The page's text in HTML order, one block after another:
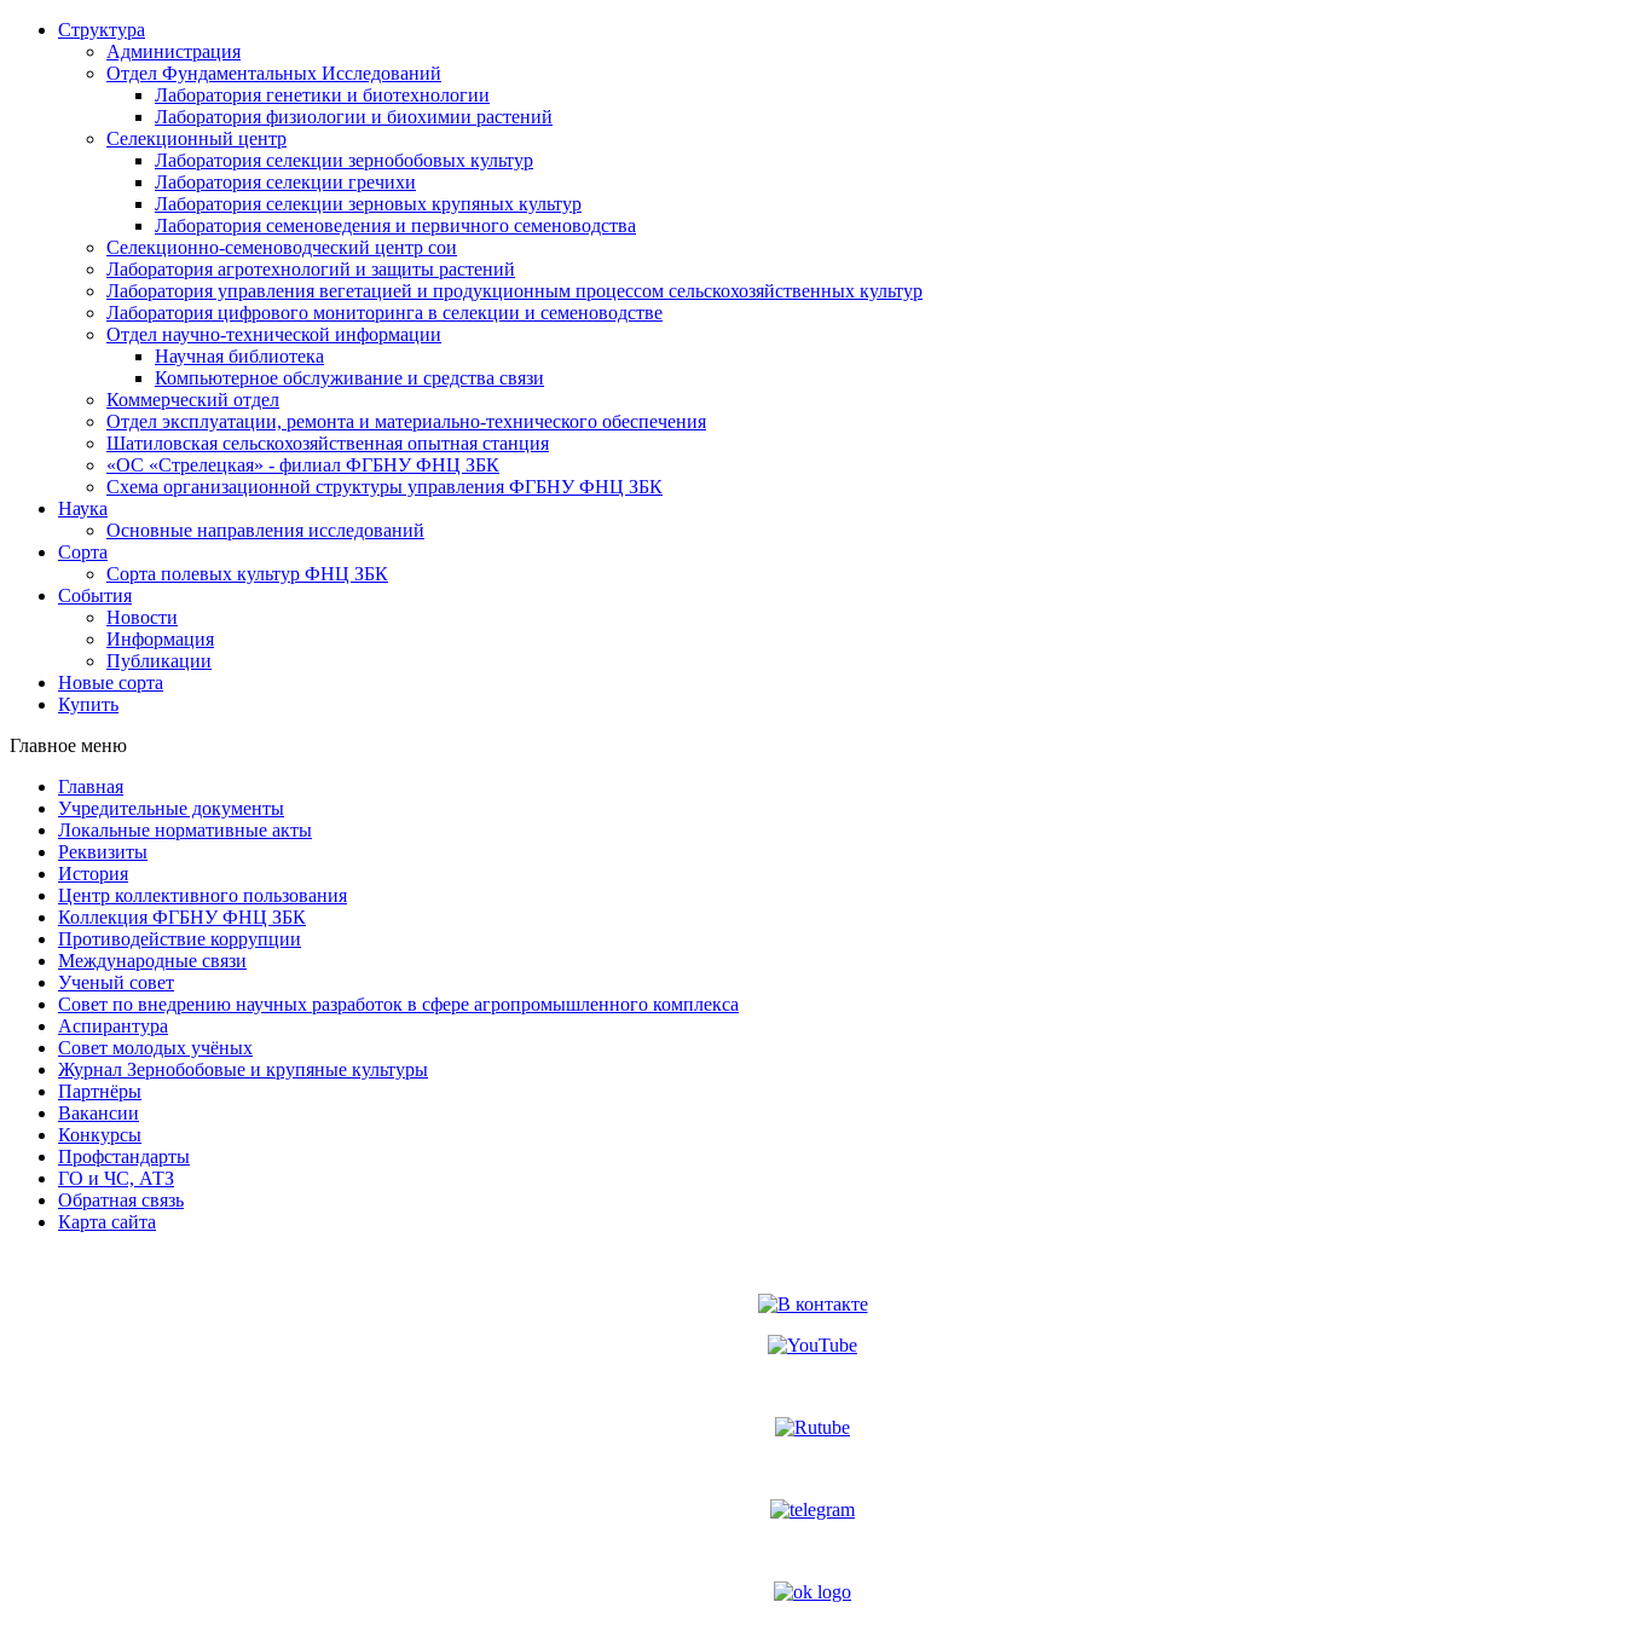
Структура
Администрация
Отдел Фундаментальных Исследований
Лаборатория генетики и биотехнологии
Лаборатория физиологии и биохимии растений
Селекционный центр
Лаборатория селекции зернобобовых культур
Лаборатория селекции гречихи
Лаборатория селекции зерновых крупяных культур
Лаборатория семеноведения и первичного семеноводства
Селекционно-семеноводческий центр сои
Лаборатория агротехнологий и защиты растений
Лаборатория управления вегетацией и продукционным процессом сельскохозяйственных культур
Лаборатория цифрового мониторинга в селекции и семеноводстве
Отдел научно-технической информации
Научная библиотека
Компьютерное обслуживание и средства связи
Коммерческий отдел
Отдел эксплуатации, ремонта и материально-технического обеспечения
Шатиловская сельскохозяйственная опытная станция
«ОС «Стрелецкая» - филиал ФГБНУ ФНЦ ЗБК
Схема организационной структуры управления ФГБНУ ФНЦ ЗБК
Наука
Основные направления исследований
Сорта
Сорта полевых культур ФНЦ ЗБК
События
Новости
Информация
Публикации
Новые сорта
Купить
Главное меню
Главная
Учредительные документы
Локальные нормативные акты
Реквизиты
История
Центр коллективного пользования
Коллекция ФГБНУ ФНЦ ЗБК
Противодействие коррупции
Международные связи
Ученый совет
Совет по внедрению научных разработок в сфере агропромышленного комплекса
Аспирантура
Совет молодых учёных
Журнал Зернобобовые и крупяные культуры
Партнёры
Вакансии
Конкурсы
Профстандарты
ГО и ЧС, АТЗ
Обратная связь
Карта сайта